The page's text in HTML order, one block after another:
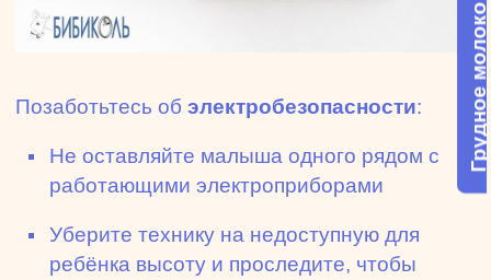
Позаботьтесь обэлектробезопасности:
Не оставляйте малыша одного рядом с
работающими электроприборами
Уберите технику на недоступную для
ребёнка высоту и проследите, чтобы
Грудное молоко